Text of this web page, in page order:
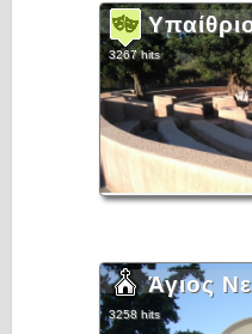
3267 hits
Άγιος
3258 hits